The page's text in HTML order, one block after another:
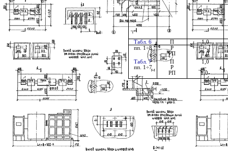
Табл. 6 П
1,0
пп. 1÷8
Р
-
РП
1,0
Табл. 7
П
1,0
пп. 1÷7
Р
-
РП
1,0-